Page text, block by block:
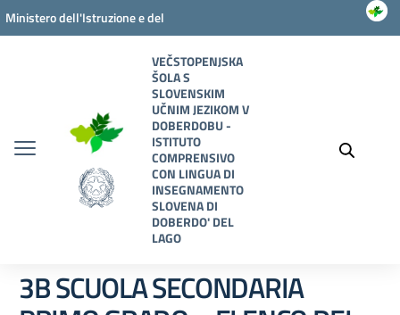
Vai ai contenuti
Vai al menu di navigazione
Vai al footer
Ministero dell'Istruzione e del
VEČSTOPENJSKA
ŠOLA S
SLOVENSKIM
UČNIM JEZIKOM V
DOBERDOBU -
ISTITUTO
COMPRENSIVO
CON LINGUA DI
INSEGNAMENTO
SLOVENA DI
DOBERDO' DEL
LAGO
3B SCUOLA SECONDARIA